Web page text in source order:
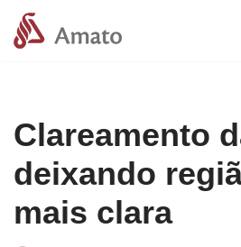
Pular
Clareamento
deixando
mais clara